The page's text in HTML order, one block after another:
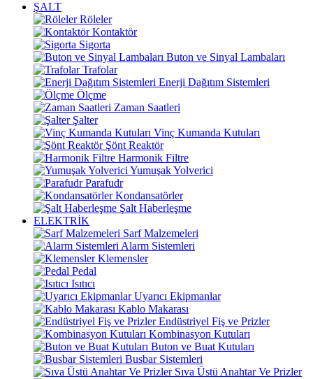
ŞALT
Röleler
Kontaktör
Sigorta
Buton ve Sinyal Lambaları
Trafolar
Enerji Dağıtım Sistemleri
Ölçme
Zaman Saatleri
Şalter
Vinç Kumanda Kutuları
Şönt Reaktör
Harmonik Filtre
Yumuşak Yolverici
Parafudr
Kondansatörler
Şalt Haberleşme
ELEKTRİK
Sarf Malzemeleri
Alarm Sistemleri
Klemensler
Pedal
Isıtıcı
Uyarıcı Ekipmanlar
Kablo Makarası
Endüstriyel Fiş ve Prizler
Kombinasyon Kutuları
Buton ve Buat Kutuları
Busbar Sistemleri
Sıva Üstü Anahtar Ve Prizler